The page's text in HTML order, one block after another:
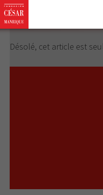
Désolé, cet article est